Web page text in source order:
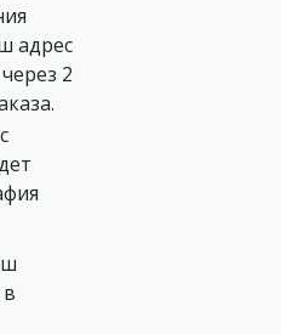
адрес
2